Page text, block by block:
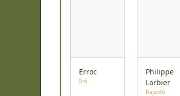
Erroc
Író
Philippe
Larbier
Rajzoló